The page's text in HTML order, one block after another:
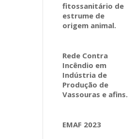
fitossanitário de
estrume de
origem animal.
Rede Contra
Incêndio em
Indústria de
Produção de
Vassouras e afins.
EMAF 2023